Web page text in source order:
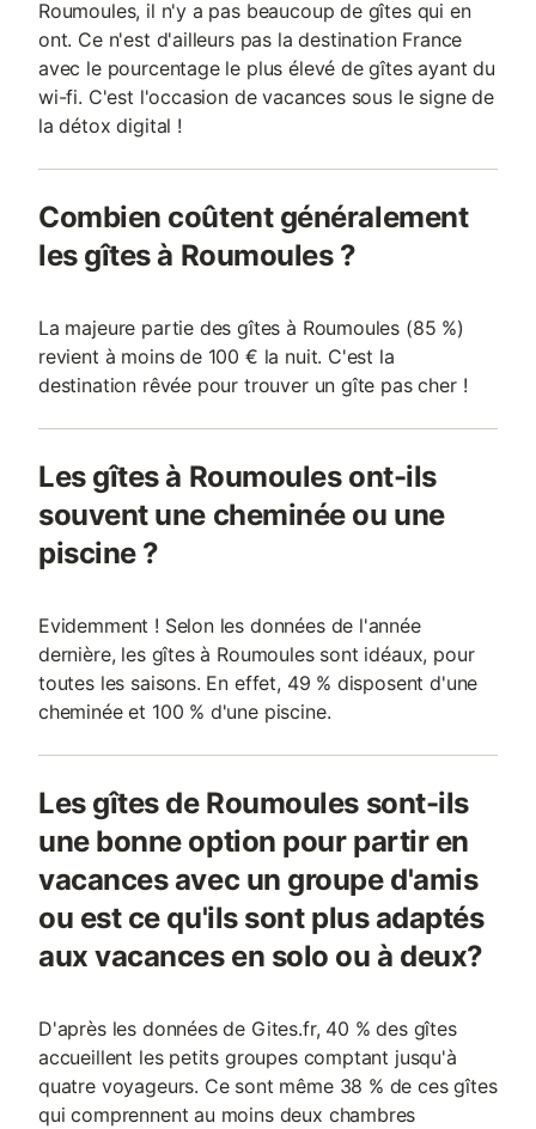
Roumoules, il n'y a pas beaucoup de gîtes qui en
ont. Ce n'est d'ailleurs pas la destination France
avec le pourcentage le plus élevé de gîtes ayant du
wi-fi. C'est l'occasion de vacances sous le signe de
la détox digital !
Combien coûtent généralement
les gîtes à Roumoules ?
La majeure partie des gîtes à Roumoules (85 %)
revient à moins de 100 € la nuit. C'est la
destination rêvée pour trouver un gîte pas cher !
Les gîtes à Roumoules ont-ils
souvent une cheminée ou une
piscine ?
Evidemment ! Selon les données de l'année
dernière, les gîtes à Roumoules sont idéaux, pour
toutes les saisons. En effet, 49 % disposent d'une
cheminée et 100 % d'une piscine.
Les gîtes de Roumoules sont-ils
une bonne option pour partir en
vacances avec un groupe d'amis
ou est ce qu'ils sont plus adaptés
aux vacances en solo ou à deux?
D'après les données de Gites.fr, 40 % des gîtes
accueillent les petits groupes comptant jusqu'à
quatre voyageurs. Ce sont même 38 % de ces gîtes
qui comprennent au moins deux chambres